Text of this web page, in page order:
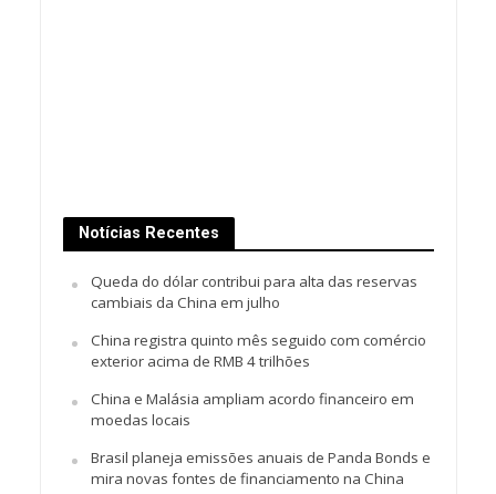
Notícias Recentes
Queda do dólar contribui para alta das reservas
cambiais da China em julho
China registra quinto mês seguido com comércio
exterior acima de RMB 4 trilhões
China e Malásia ampliam acordo financeiro em
moedas locais
Brasil planeja emissões anuais de Panda Bonds e
mira novas fontes de financiamento na China